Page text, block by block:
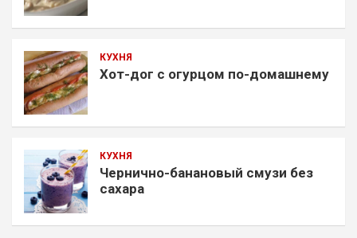
КУХНЯ
Хот-дог с огурцом по-домашнему
КУХНЯ
Чернично-банановый смузи без
сахара